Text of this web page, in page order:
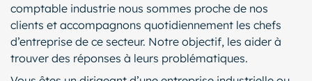
comptable industrie nous sommes proche de nos
clients et accompagnons quotidiennement les chefs
d’entreprise de ce secteur. Notre objectif, les aider à
trouver des réponses à leurs problématiques.